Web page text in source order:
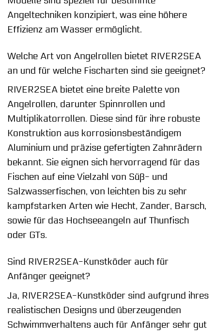
Angeltechniken konzipiert, was eine höhere
Effizienz am Wasser ermöglicht.
Welche Art von Angelrollen bietet RIVER2SEA
an und für welche Fischarten sind sie geeignet?
RIVER2SEA bietet eine breite Palette von
Angelrollen, darunter Spinnrollen und
Multiplikatorrollen. Diese sind für ihre robuste
Konstruktion aus korrosionsbeständigem
Aluminium und präzise gefertigten Zahnrädern
bekannt. Sie eignen sich hervorragend für das
Fischen auf eine Vielzahl von Süß- und
Salzwasserfischen, von leichten bis zu sehr
kampfstarken Arten wie Hecht, Zander, Barsch,
sowie für das Hochseeangeln auf Thunfisch
oder GTs.
Sind RIVER2SEA-Kunstköder auch für
Anfänger geeignet?
Ja, RIVER2SEA-Kunstköder sind aufgrund ihres
realistischen Designs und überzeugenden
Schwimmverhaltens auch für Anfänger sehr gut